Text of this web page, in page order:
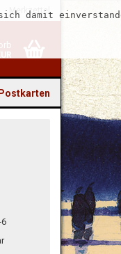
Merkzettel
damit
Postkarten